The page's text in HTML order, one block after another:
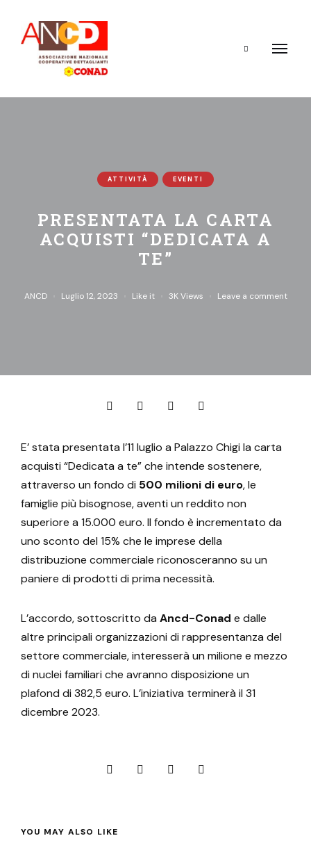
ATTIVITÀ EVENTI
PRESENTATA LA CARTA
ACQUISTI “DEDICATA A
TE”
ANCD Luglio 12, 2023 Like it 3K Views Leave a comment
E’ stata presentata l’11 luglio a Palazzo Chigi la carta
acquisti “Dedicata a te” che intende sostenere,
attraverso un fondo di 500 milioni di euro, le
famiglie più bisognose, aventi un reddito non
superiore a 15.000 euro. Il fondo è incrementato da
uno sconto del 15% che le imprese della
distribuzione commerciale riconosceranno su un
paniere di prodotti di prima necessità.
L’accordo, sottoscritto da Ancd-Conad e dalle
altre principali organizzazioni di rappresentanza del
settore commerciale, interesserà un milione e mezzo
di nuclei familiari che avranno disposizione un
plafond di 382,5 euro. L’iniziativa terminerà il 31
dicembre 2023.
YOU MAY ALSO LIKE